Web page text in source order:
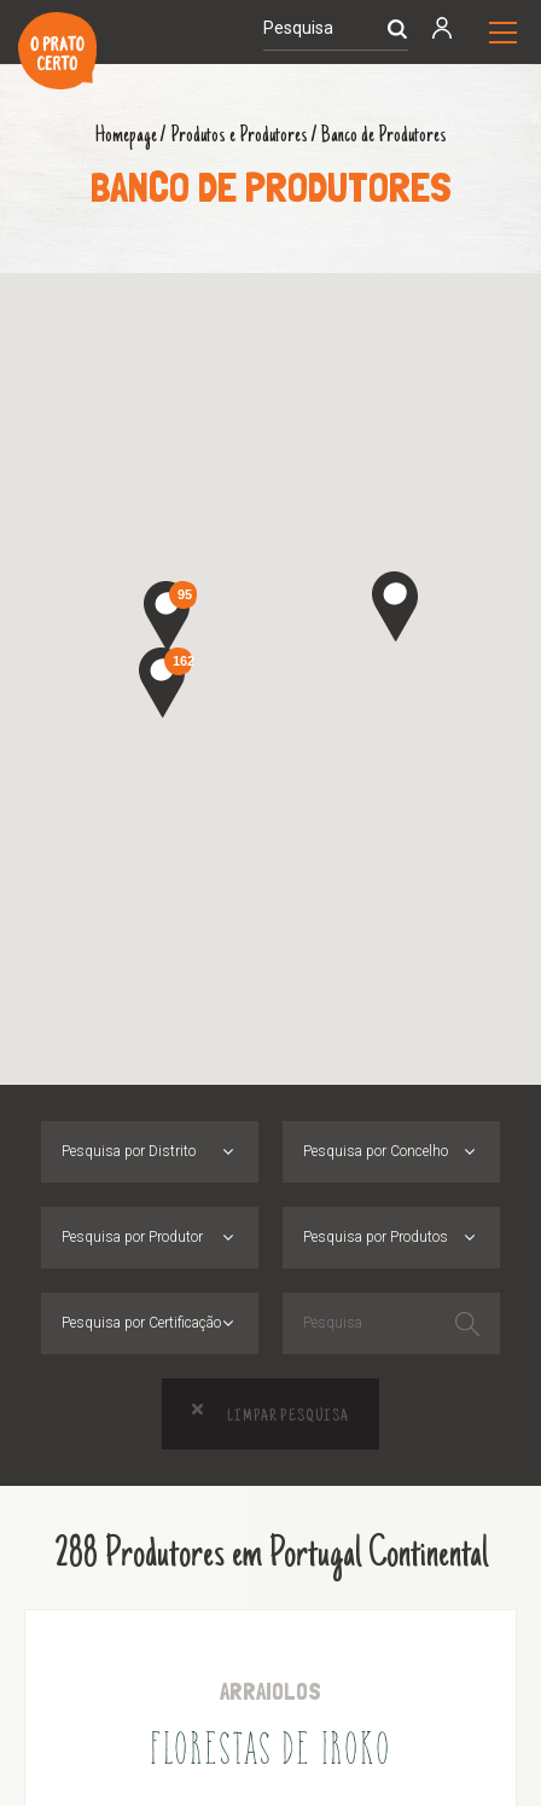
Homepage/ Produtos e Produtores/ Banco de Produtores
BANCO DE PRODUTORES
162
95
Pesquisa por Distrito Pesquisa por Concelho
Pesquisa por Produtor Pesquisa por Produtos
Pesquisa por Certificação
LIMPAR PESQUISA
288 Produtores em Portugal Continental
ARRAIOLOS
FLORESTAS DE IROKO